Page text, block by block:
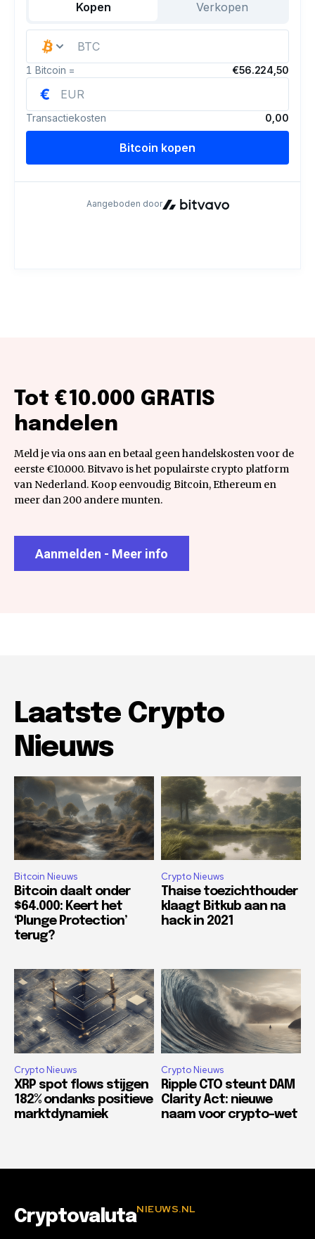
Tot €10.000 GRATIS
handelen
Meld je via ons aan en betaal geen handelskosten voor de
eerste €10.000. Bitvavo is het populairste crypto platform
van Nederland. Koop eenvoudig Bitcoin, Ethereum en
meer dan 200 andere munten.
Aanmelden - Meer info
Laatste Crypto
Nieuws
Bitcoin Nieuws
Bitcoin daalt onder
$64.000: Keert het
‘Plunge Protection’
terug?
Crypto Nieuws
Thaise toezichthouder
klaagt Bitkub aan na
hack in 2021
Crypto Nieuws
XRP spot flows stijgen
182% ondanks positieve
marktdynamiek
Crypto Nieuws
Ripple CTO steunt DAM
Clarity Act: nieuwe
naam voor crypto-wet
CryptovalutaNIEUWS.NL